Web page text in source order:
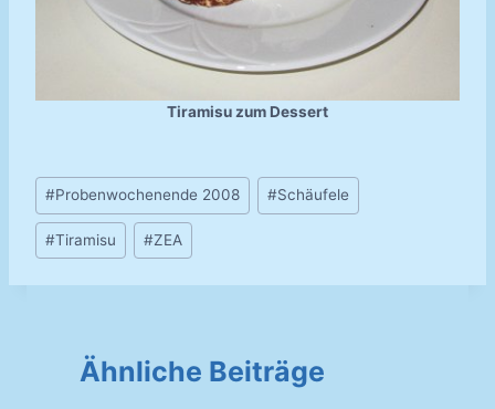
Tiramisu zum Dessert
Schlagworte:
#Probenwochenende 2008 #Schäufele
#Tiramisu #ZEA
Ähnliche Beiträge